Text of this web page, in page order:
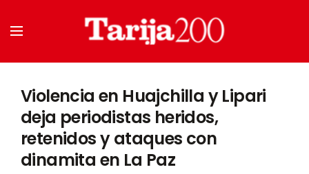
Violencia en Huajchilla y Lipari
deja periodistas heridos,
retenidos y ataques con
dinamita en La Paz